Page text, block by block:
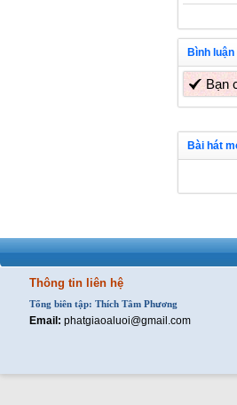
Bình luận
Bạn
Bài hát
Thông tin liên hệ
Tổng biên tập: Thích Tâm Phương
Email: phatgiaoaluoi@gmail.com